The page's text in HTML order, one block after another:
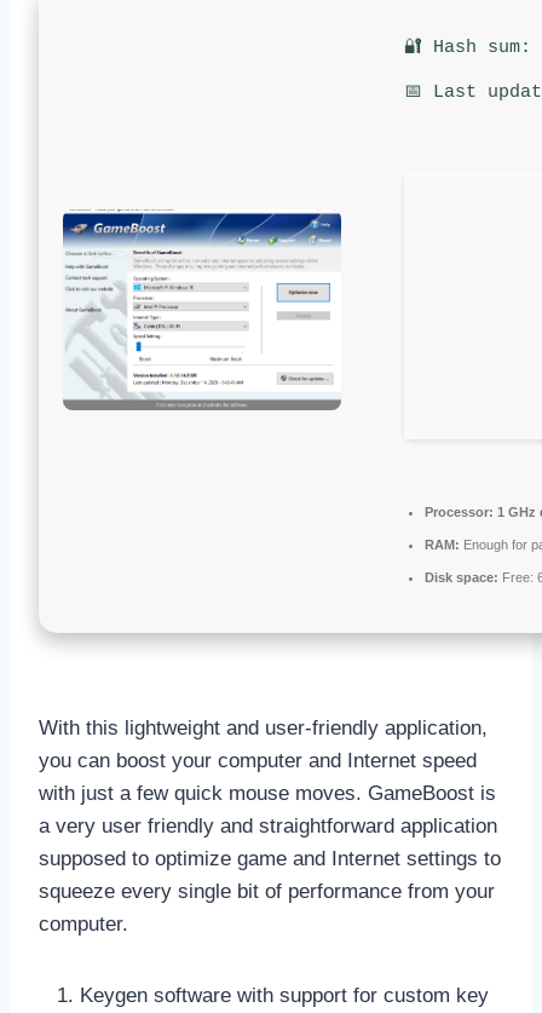
🔐 Hash sum:
📅 Last
Processor: 1 GHz
RAM: Enough for
Disk space: Free:
With this lightweight and user-friendly application,
you can boost your computer and Internet speed
with just a few quick mouse moves. GameBoost is
a very user friendly and straightforward application
supposed to optimize game and Internet settings to
squeeze every single bit of performance from your
computer.
Keygen software with support for custom key